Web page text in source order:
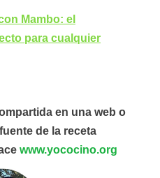
Mambo: el
para cualquier
en una web o
de la receta
www.yococino.org